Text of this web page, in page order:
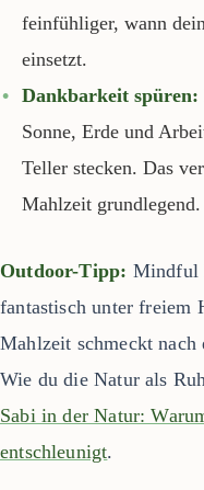
feinfühliger, wann
einsetzt.
Dankbarkeit spüren:
Sonne, Erde und
Teller stecken. Das
Mahlzeit grundlegend.
Outdoor-Tipp: Mindful
fantastisch unter freiem
Mahlzeit schmeckt nach
Wie du die Natur als
Sabi in der Natur:
entschleunigt.